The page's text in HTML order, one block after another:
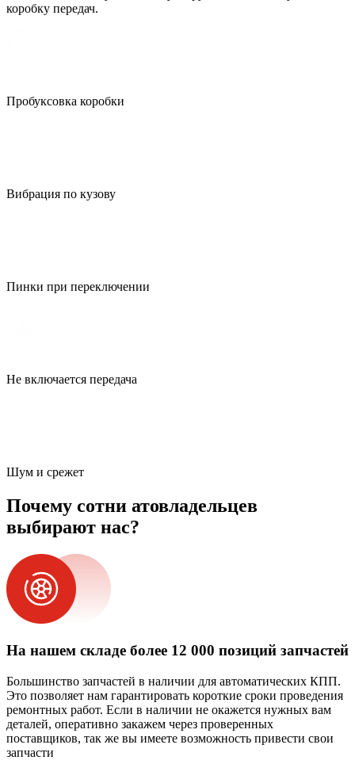
коробку передач.
Пробуксовка коробки
Вибрация по кузову
Пинки при переключении
Не включается передача
Шум и срежет
Почему сотни атовладельцев
выбирают нас?
На нашем складе более 12 000 позиций запчастей
Большинство запчастей в наличии для автоматических КПП.
Это позволяет нам гарантировать короткие сроки проведения
ремонтных работ. Если в наличии не окажется нужных вам
деталей, оперативно закажем через проверенных
поставщиков, так же вы имеете возможность привести свои
запчасти